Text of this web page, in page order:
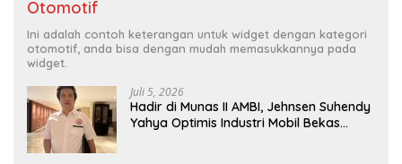
Otomotif
Ini adalah contoh keterangan untuk widget dengan kategori
otomotif, anda bisa dengan mudah memasukkannya pada
widget.
Juli 5, 2026
Hadir di Munas II AMBI, Jehnsen Suhendy
Yahya Optimis Industri Mobil Bekas